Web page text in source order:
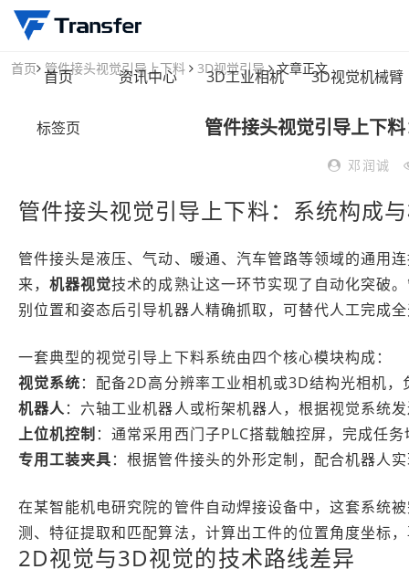
首页 资讯中心 3D工业相机 3D视觉机械臂
标签页
首页 管件接头视觉引导上下料 3D视觉引导 文章正文
管件接头视觉引导上下
邓润诚
管件接头视觉引导上下料：系统构成
管件接头是液压、气动、暖通、汽车管路等领域的通用
来，机器视觉技术的成熟让这一环节实现了自动化突破
别位置和姿态后引导机器人精确抓取，可替代人工完成
一套典型的视觉引导上下料系统由四个核心模块构成：
视觉系统：配备2D高分辨率工业相机或3D结构光相机
机器人：六轴工业机器人或桁架机器人，根据视觉系统
上位机控制 ：通常采用西门子PLC搭载触控屏，完成任
专用工装夹具：根据管件接头的外形定制，配合机器人
在某智能机电研究院的管件自动焊接设备中，这套系统
测、特征提取和匹配算法，计算出工件的位置角度坐标
2D视觉与3D视觉的技术路线差异